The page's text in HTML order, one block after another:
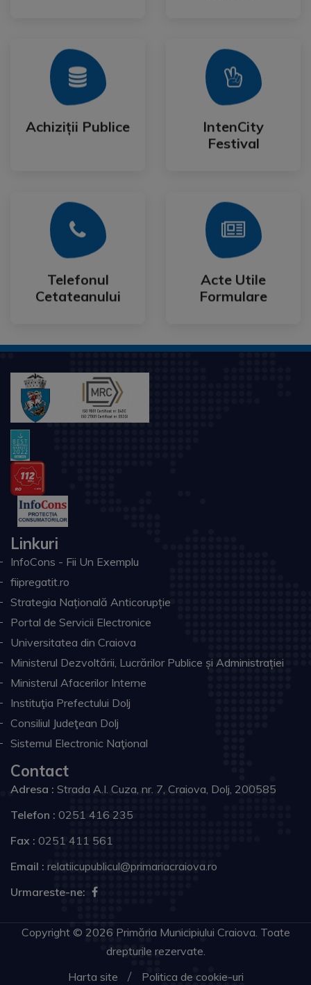
Achiziții Publice
Achiziții Publice
Mai Mult
IntenCity
Festival
IntenCity
Festival
Mai Mult
Telefonul
Cetateanului
Telefonul
Cetateanului
Mai Mult
Acte Utile
Formulare
Acte Utile
Formulare
Mai Mult
Linkuri
InfoCons - Fii Un Exemplu
fiipregatit.ro
Strategia Națională Anticorupție
Portal de Servicii Electronice
Universitatea din Craiova
Ministerul Dezvoltării, Lucrărilor Publice și Administrației
Ministerul Afacerilor Interne
Instituţia Prefectului Dolj
Consiliul Judeţean Dolj
Sistemul Electronic Naţional
Contact
Adresa : Strada A.I. Cuza, nr. 7, Craiova, Dolj, 200585
Telefon : 0251 416 235
Fax : 0251 411 561
Email : relatiicupublicul@primariacraiova.ro
Urmareste-ne:
Copyright © 2026 Primăria Municipiului Craiova. Toate
drepturile rezervate.
Harta site
Politica de cookie-uri